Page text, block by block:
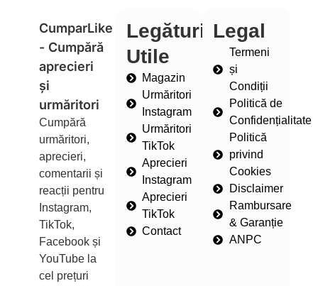
CumparLike
- Cumpără
aprecieri
și
urmăritori
Cumpără
urmăritori,
aprecieri,
comentarii și
reacții pentru
Instagram,
TikTok,
Facebook și
YouTube la
cel prețuri
Legături
Utile
Magazin
Urmăritori
Instagram
Urmăritori
TikTok
Aprecieri
Instagram
Aprecieri
TikTok
Contact
Legal
Termeni
și
Condiții
Politică de
Confidențialitate
Politică
privind
Cookies
Disclaimer
Rambursare
& Garanție
ANPC